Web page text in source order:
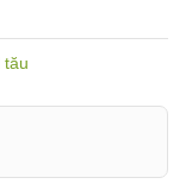
tău